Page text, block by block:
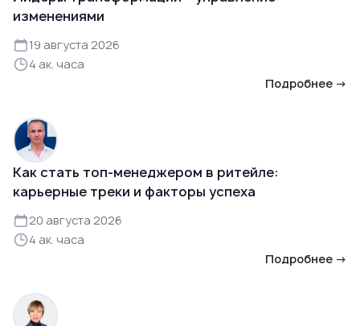
изменениями
19 августа 2026
4 ак. часа
Подробнее →
Как стать топ-менеджером в ритейле:
карьерные треки и факторы успеха
20 августа 2026
4 ак. часа
Подробнее →